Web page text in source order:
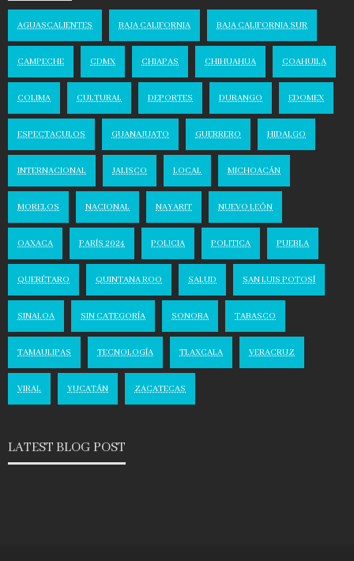
AGUASCALIENTES BAJA CALIFORNIA BAJA CALIFORNIA SUR
CAMPECHE CDMX CHIAPAS CHIHUAHUA COAHUILA
COLIMA CULTURAL DEPORTES DURANGO EDOMEX
ESPECTACULOS GUANAJUATO GUERRERO HIDALGO
INTERNACIONAL JALISCO LOCAL MICHOACÁN
MORELOS NACIONAL NAYARIT NUEVO LEÓN
OAXACA PARÍS 2024 POLICIA POLITICA PUEBLA
QUERÉTARO QUINTANA ROO SALUD SAN LUIS POTOSÍ
SINALOA SIN CATEGORÍA SONORA TABASCO
TAMAULIPAS TECNOLOGÍA TLAXCALA VERACRUZ
VIRAL YUCATÁN ZACATECAS
LATEST BLOG POST